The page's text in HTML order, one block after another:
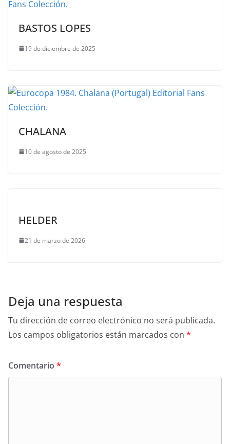
BASTOS LOPES
19 de diciembre de 2025
CHALANA
10 de agosto de 2025
HELDER
21 de marzo de 2026
Deja una respuesta
Tu dirección de correo electrónico no será publicada.
Los campos obligatorios están marcados con *
Comentario *